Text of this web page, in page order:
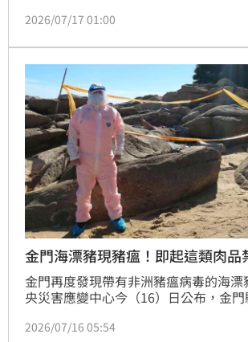
自即日起至7月22日止，禁止金門地區
2026/07/17 01:00
金門海漂豬現豬瘟！即起這類肉品
金門再度發現帶有非洲豬瘟病毒的海漂
央災害應變中心今（16）日公布，金
性，為今年首例。農業部同步宣布，即
2026/07/16 05:54